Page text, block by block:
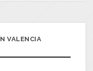
VALENCIA